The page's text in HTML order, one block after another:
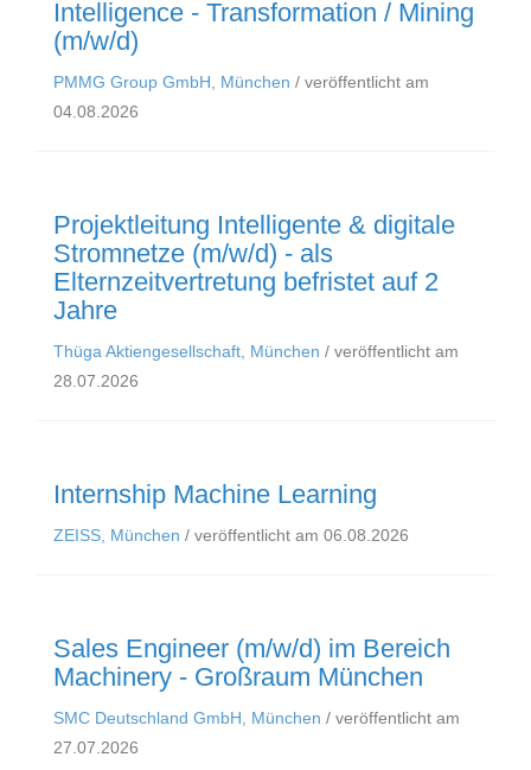
Intelligence - Transformation / Mining
(m/w/d)
PMMG Group GmbH, München / veröffentlicht am
04.08.2026
Projektleitung Intelligente & digitale
Stromnetze (m/w/d) - als
Elternzeitvertretung befristet auf 2
Jahre
Thüga Aktiengesellschaft, München / veröffentlicht am
28.07.2026
Internship Machine Learning
ZEISS, München / veröffentlicht am 06.08.2026
Sales Engineer (m/w/d) im Bereich
Machinery - Großraum München
SMC Deutschland GmbH, München / veröffentlicht am
27.07.2026